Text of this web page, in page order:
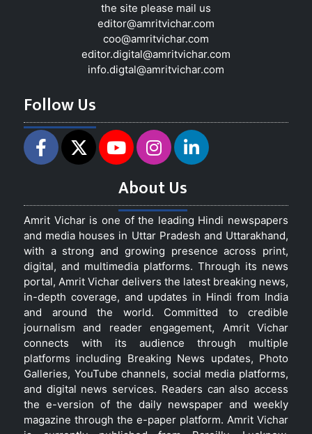
the site please mail us
editor@amritvichar.com
coo@amritvichar.com
editor.digital@amritvichar.com
info.digtal@amritvichar.com
Follow Us
About Us
Amrit Vichar is one of the leading Hindi newspapers
and media houses in Uttar Pradesh and Uttarakhand,
with a strong and growing presence across print,
digital, and multimedia platforms. Through its news
portal, Amrit Vichar delivers the latest breaking news,
in-depth coverage, and updates in Hindi from India
and around the world. Committed to credible
journalism and reader engagement, Amrit Vichar
connects with its audience through multiple
platforms including Breaking News updates, Photo
Galleries, YouTube channels, social media platforms,
and digital news services. Readers can also access
the e-version of the daily newspaper and weekly
magazine through the e-paper platform. Amrit Vichar